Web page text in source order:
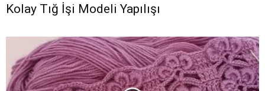
Kolay Tığ İşi Modeli Yapılışı